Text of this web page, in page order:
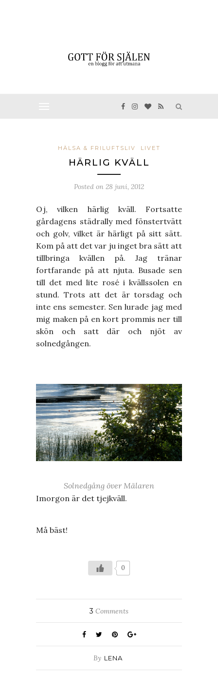
HÄLSA & FRILUFTSLIV LIVET
HÄRLIG KVÄLL
Posted on 28 juni, 2012
Oj, vilken härlig kväll. Fortsatte
gårdagens städrally med fönstertvätt
och golv, vilket är härligt på sitt sätt.
Kom på att det var ju inget bra sätt att
tillbringa kvällen på. Jag tränar
fortfarande på att njuta. Busade sen
till det med lite rosé i kvällssolen en
stund. Trots att det är torsdag och
inte ens semester. Sen lurade jag med
mig maken på en kort prommis ner till
skön och satt där och njöt av
solnedgången.
Solnedgång över Mälaren
Imorgon är det tjejkväll.
Må bäst!
0
3 Comments
By LENA